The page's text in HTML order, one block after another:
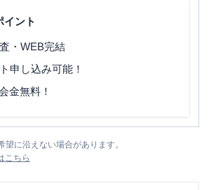
イント
・WEB完結
申し込み可能！
金無料！
に沿えない場合があります。
こちら